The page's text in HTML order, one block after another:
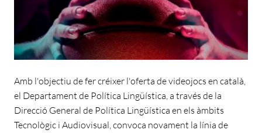
Amb l'objectiu de fer créixer l'oferta de videojocs en català,
el Departament de Política Lingüística, a través de la
Direcció General de Política Lingüística en els àmbits
Tecnològic i Audiovisual, convoca novament la línia de